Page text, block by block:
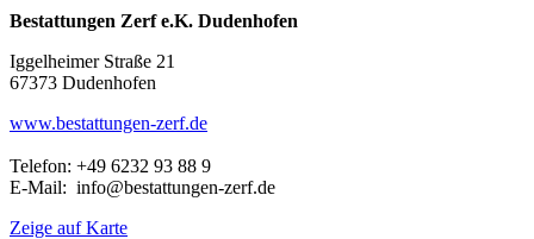
Bestattungen Zerf e.K. Dudenhofen
Iggelheimer Straße 21
67373 Dudenhofen
www.bestattungen-zerf.de
Telefon: +49 6232 93 88 9
E-Mail: info@bestattungen-zerf.de
Zeige auf Karte